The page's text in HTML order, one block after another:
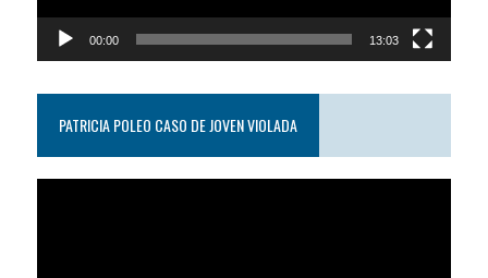
00:00 13:03
PATRICIA POLEO CASO DE JOVEN VIOLADA